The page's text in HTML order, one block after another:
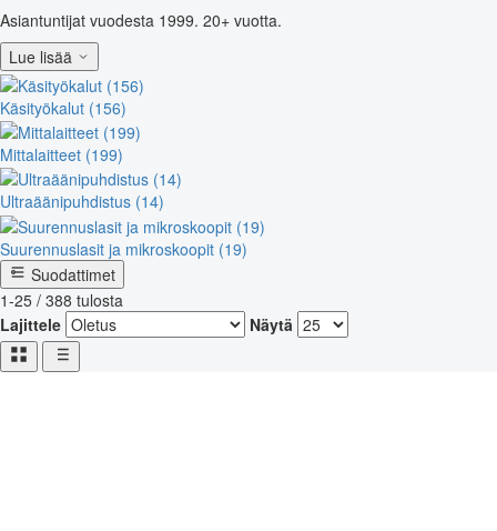
Asiantuntijat vuodesta 1999. 20+ vuotta.
Lue lisää
Käsityökalut (156)
Mittalaitteet (199)
Ultraäänipuhdistus (14)
Suurennuslasit ja mikroskoopit (19)
Suodattimet
1-25 / 388 tulosta
Lajittele
Näytä